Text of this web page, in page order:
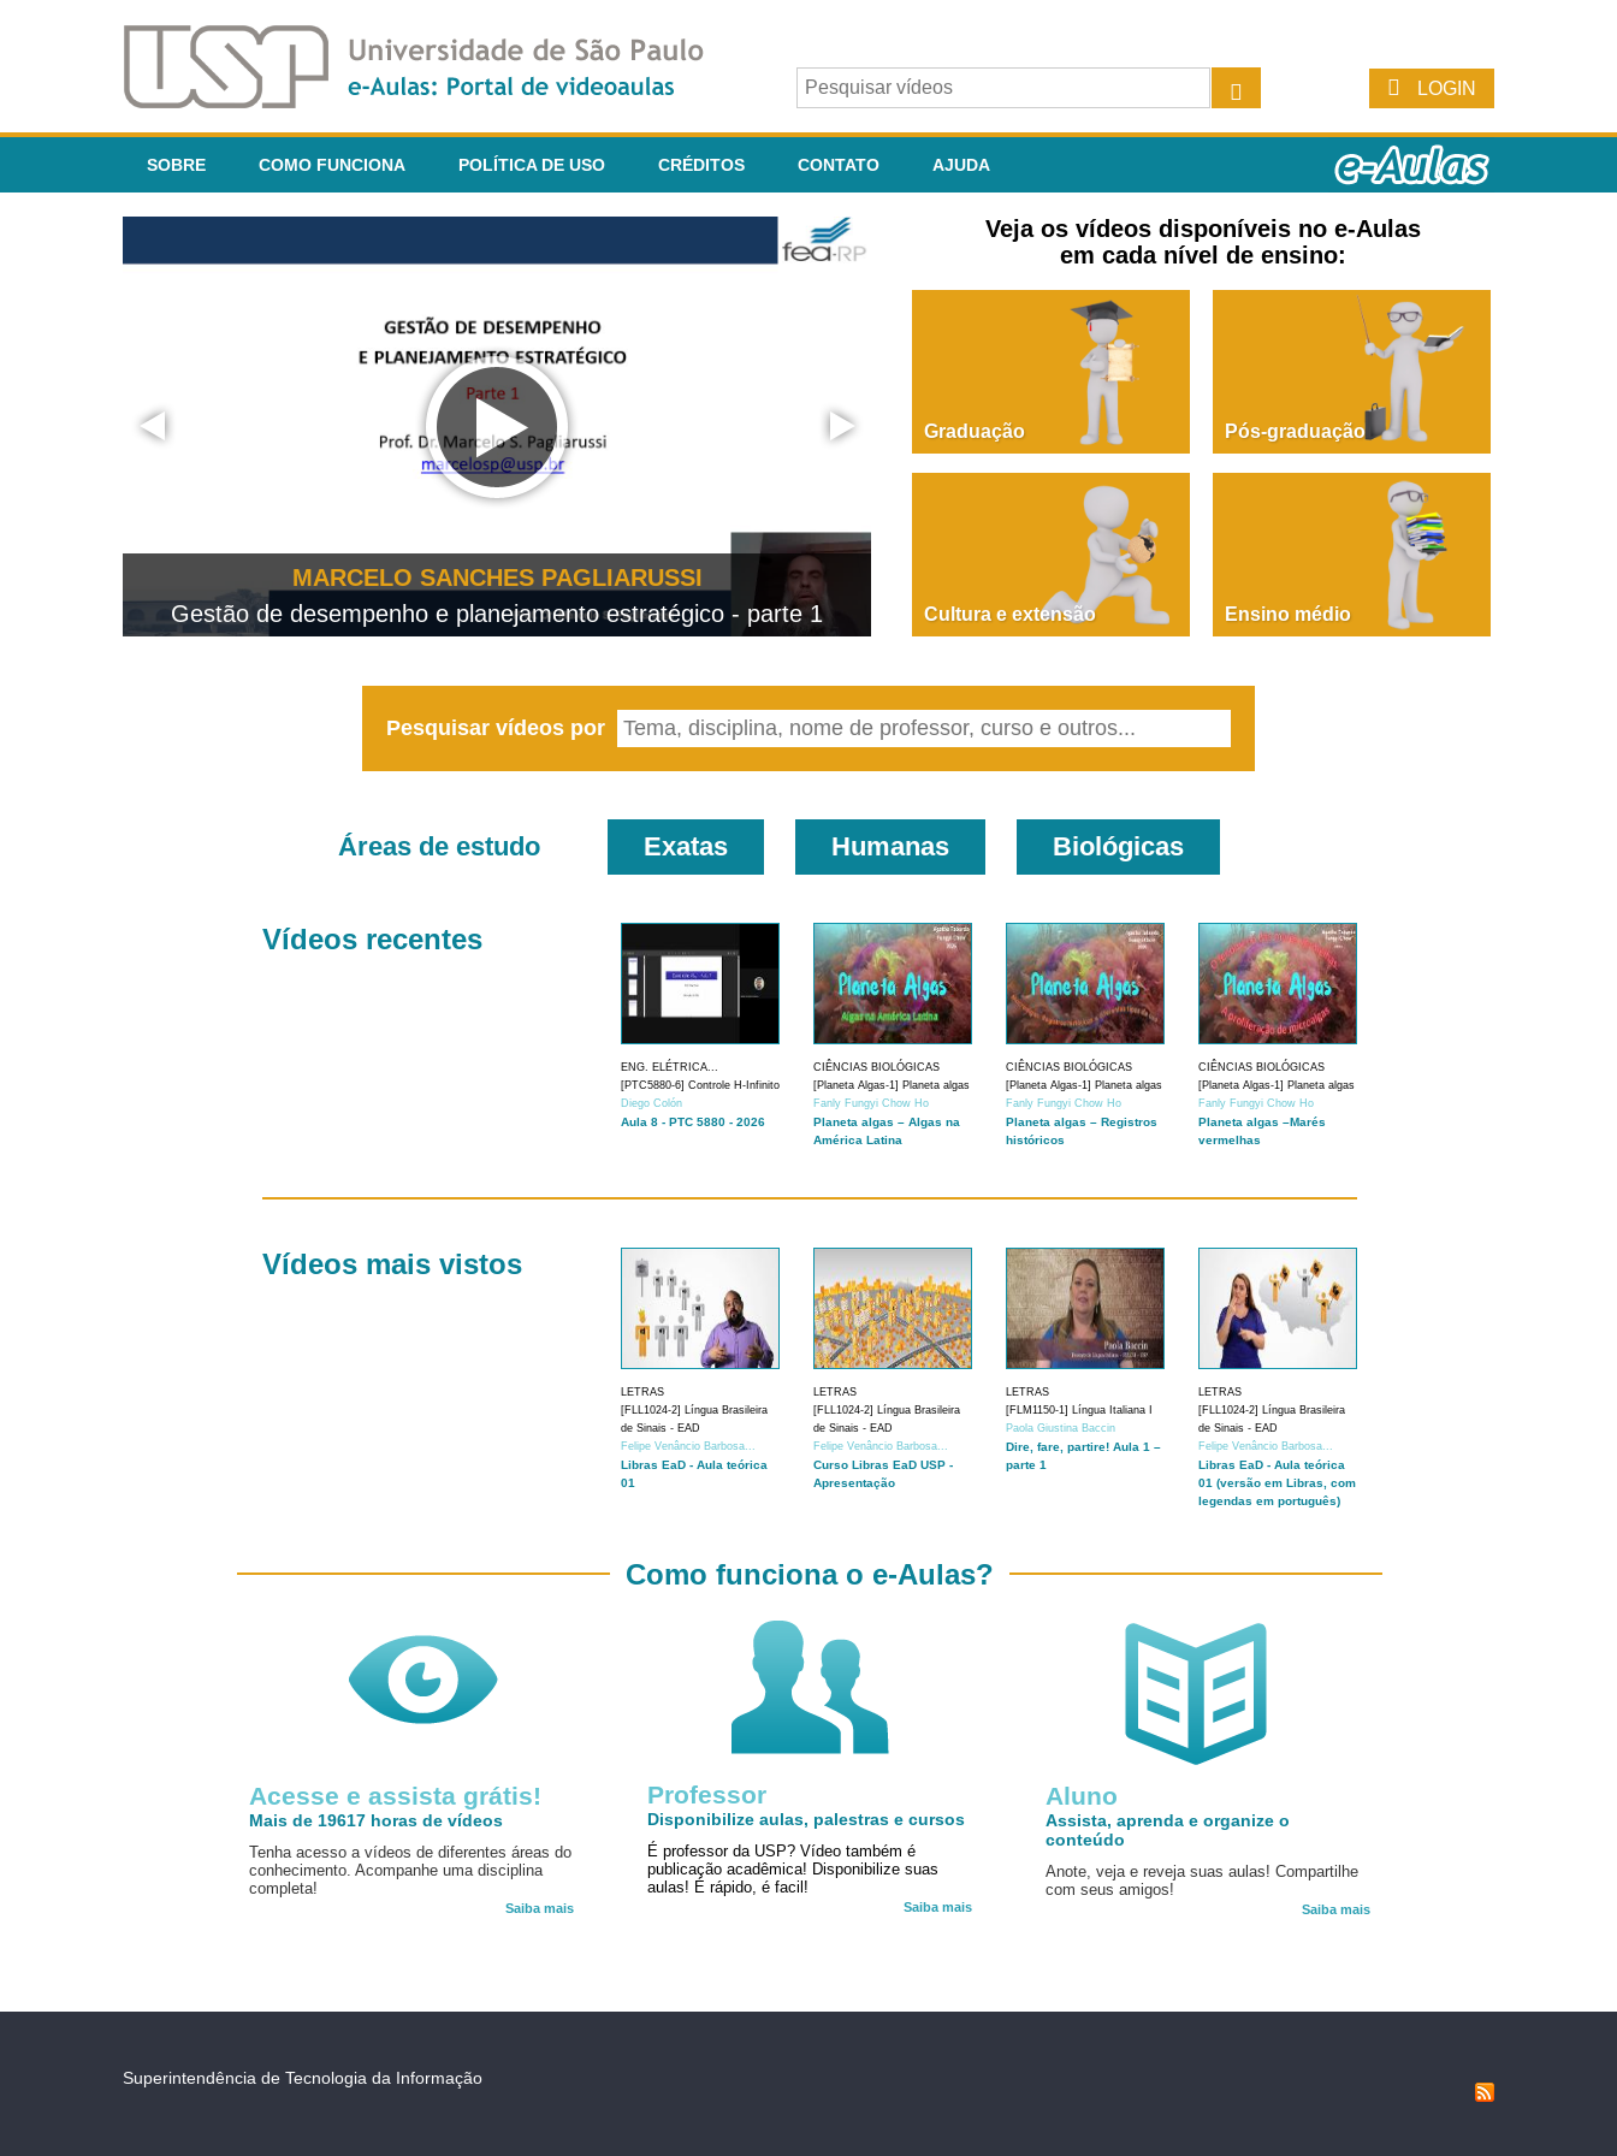
LOGIN
SOBRE COMO FUNCIONA POLÍTICA DE USO CRÉDITOS CONTATO AJUDA
MARCELO SANCHES PAGLIARUSSI
Gestão de desempenho e planejamento estratégico - parte 1
PAOLA GIUSTINA BACCIN
Dire, fare, partire! Aula 1 – parte 1
Veja os vídeos disponíveis no e-Aulas
em cada nível de ensino:
Graduação Pós-graduação
Cultura e extensão Ensino médio
Pesquisar vídeos por
Áreas de estudo Exatas Humanas Biológicas
Vídeos recentes
ENG. ELÉTRICA...
[PTC5880-6] Controle H-Infinito
Diego Colón
Aula 8 - PTC 5880 - 2026
CIÊNCIAS BIOLÓGICAS
[Planeta Algas-1] Planeta algas
Fanly Fungyi Chow Ho
Planeta algas – Algas na
América Latina
CIÊNCIAS BIOLÓGICAS
[Planeta Algas-1] Planeta algas
Fanly Fungyi Chow Ho
Planeta algas – Registros
históricos
CIÊNCIAS BIOLÓGICAS
[Planeta Algas-1] Planeta algas
Fanly Fungyi Chow Ho
Planeta algas –Marés
vermelhas
Vídeos mais vistos
LETRAS
[FLL1024-2] Língua Brasileira
de Sinais - EAD
Felipe Venâncio Barbosa...
Libras EaD - Aula teórica
01
LETRAS
[FLL1024-2] Língua Brasileira
de Sinais - EAD
Felipe Venâncio Barbosa...
Curso Libras EaD USP -
Apresentação
LETRAS
[FLM1150-1] Língua Italiana I
Paola Giustina Baccin
Dire, fare, partire! Aula 1 –
parte 1
LETRAS
[FLL1024-2] Língua Brasileira
de Sinais - EAD
Felipe Venâncio Barbosa...
Libras EaD - Aula teórica
01 (versão em Libras, com
legendas em português)
Acesse e assista grátis!
Mais de 19617 horas de vídeos
Tenha acesso a vídeos de diferentes áreas do
conhecimento. Acompanhe uma disciplina
completa!
Saiba mais
Aluno
Assista, aprenda e organize o
conteúdo
Anote, veja e reveja suas aulas! Compartilhe
com seus amigos!
Saiba mais
Como funciona o e-Aulas?
Professor
Disponibilize aulas, palestras e cursos
É professor da USP? Vídeo também é
publicação acadêmica! Disponibilize suas
aulas! É rápido, é facil!
Saiba mais
Superintendência de Tecnologia da Informação